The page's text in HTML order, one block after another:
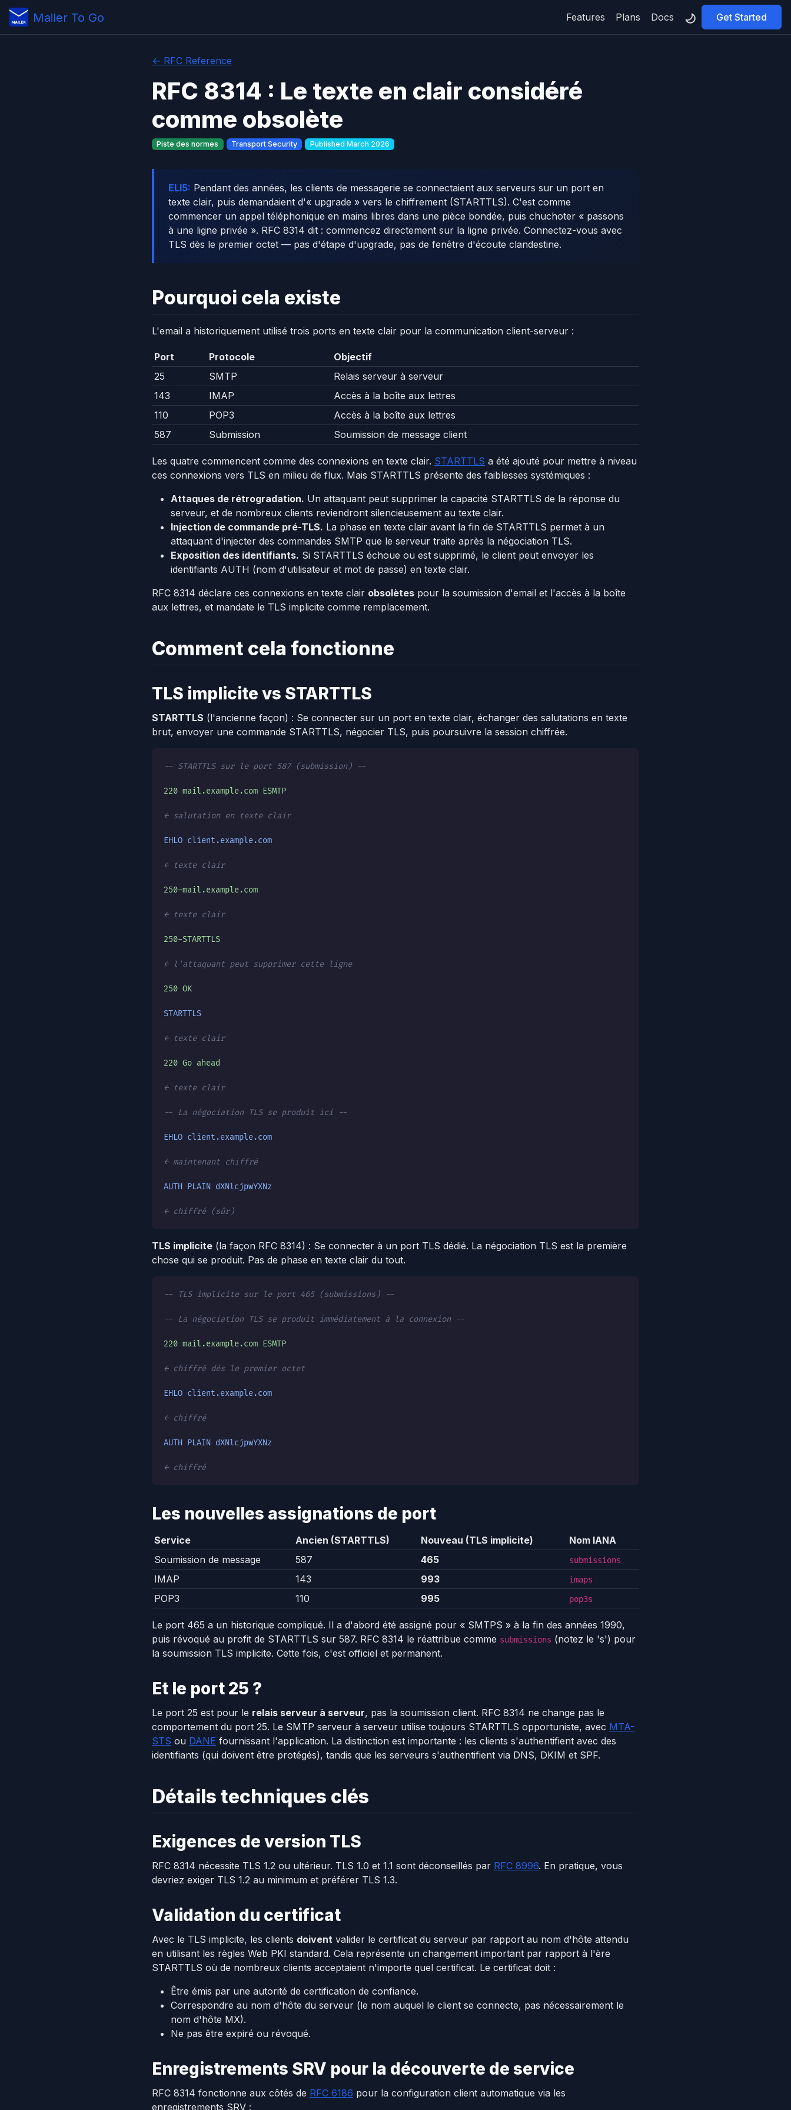
Mailer To Go Features Plans Docs Get Started
← RFC Reference
RFC 8314 : Le texte en clair considéré
comme obsolète
Piste des normes Transport Security Published March 2026
ELI5: Pendant des années, les clients de messagerie se connectaient aux serveurs sur un port en
texte clair, puis demandaient d'« upgrade » vers le chiffrement (STARTTLS). C'est comme
commencer un appel téléphonique en mains libres dans une pièce bondée, puis chuchoter « passons
à une ligne privée ». RFC 8314 dit : commencez directement sur la ligne privée. Connectez-vous avec
TLS dès le premier octet — pas d'étape d'upgrade, pas de fenêtre d'écoute clandestine.
Pourquoi cela existe
L'email a historiquement utilisé trois ports en texte clair pour la communication client-serveur :
Port Protocole
Objectif
25
SMTP
Relais serveur à serveur
143
IMAP
Accès à la boîte aux lettres
110
POP3
Accès à la boîte aux lettres
587
Submission Soumission de message client
Les quatre commencent comme des connexions en texte clair. STARTTLS a été ajouté pour mettre à niveau
ces connexions vers TLS en milieu de flux. Mais STARTTLS présente des faiblesses systémiques :
Attaques de rétrogradation. Un attaquant peut supprimer la capacité STARTTLS de la réponse du
serveur, et de nombreux clients reviendront silencieusement au texte clair.
Injection de commande pré-TLS. La phase en texte clair avant la fin de STARTTLS permet à un
attaquant d'injecter des commandes SMTP que le serveur traite après la négociation TLS.
Exposition des identifiants. Si STARTTLS échoue ou est supprimé, le client peut envoyer les
identifiants AUTH (nom d'utilisateur et mot de passe) en texte clair.
RFC 8314 déclare ces connexions en texte clair obsolètes pour la soumission d'email et l'accès à la boîte
aux lettres, et mandate le TLS implicite comme remplacement.
Comment cela fonctionne
TLS implicite vs STARTTLS
STARTTLS (l'ancienne façon) : Se connecter sur un port en texte clair, échanger des salutations en texte
brut, envoyer une commande STARTTLS, négocier TLS, puis poursuivre la session chiffrée.
-- STARTTLS sur le port 587 (submission) --
220 mail.example.com ESMTP
← salutation en texte clair
EHLO client.example.com
← texte clair
250-mail.example.com
← texte clair
250-STARTTLS
← l'attaquant peut supprimer cette ligne
250 OK
STARTTLS
← texte clair
220 Go ahead
← texte clair
-- La négociation TLS se produit ici --
EHLO client.example.com
← maintenant chiffré
AUTH PLAIN dXNlcjpwYXNz
← chiffré (sûr)
TLS implicite (la façon RFC 8314) : Se connecter à un port TLS dédié. La négociation TLS est la première
chose qui se produit. Pas de phase en texte clair du tout.
-- TLS implicite sur le port 465 (submissions) --
-- La négociation TLS se produit immédiatement à la connexion --
220 mail.example.com ESMTP
← chiffré dès le premier octet
EHLO client.example.com
← chiffré
AUTH PLAIN dXNlcjpwYXNz
← chiffré
Les nouvelles assignations de port
Service Ancien (STARTTLS) Nouveau (TLS implicite)
Nom IANA
Soumission de message
587 465 submissions
IMAP 143 993 imaps
POP3 110 995 pop3s
Le port 465 a un historique compliqué. Il a d'abord été assigné pour « SMTPS » à la fin des années 1990,
puis révoqué au profit de STARTTLS sur 587. RFC 8314 le réattribue comme submissions (notez le 's') pour
la soumission TLS implicite. Cette fois, c'est officiel et permanent.
Et le port 25 ?
Le port 25 est pour le relais serveur à serveur, pas la soumission client. RFC 8314 ne change pas le
comportement du port 25. Le SMTP serveur à serveur utilise toujours STARTTLS opportuniste, avec MTA-
STS ou DANE fournissant l'application. La distinction est importante : les clients s'authentifient avec des
identifiants (qui doivent être protégés), tandis que les serveurs s'authentifient via DNS, DKIM et SPF.
Détails techniques clés
Exigences de version TLS
RFC 8314 nécessite TLS 1.2 ou ultérieur. TLS 1.0 et 1.1 sont déconseillés par RFC 8996. En pratique, vous
devriez exiger TLS 1.2 au minimum et préférer TLS 1.3.
Validation du certificat
Avec le TLS implicite, les clients doivent valider le certificat du serveur par rapport au nom d'hôte attendu
en utilisant les règles Web PKI standard. Cela représente un changement important par rapport à l'ère
STARTTLS où de nombreux clients acceptaient n'importe quel certificat. Le certificat doit :
Être émis par une autorité de certification de confiance.
Correspondre au nom d'hôte du serveur (le nom auquel le client se connecte, pas nécessairement le
nom d'hôte MX).
Ne pas être expiré ou révoqué.
Enregistrements SRV pour la découverte de service
RFC 8314 fonctionne aux côtés de RFC 6186 pour la configuration client automatique via les
enregistrements SRV :